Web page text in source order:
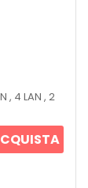
, 4 LAN , 2